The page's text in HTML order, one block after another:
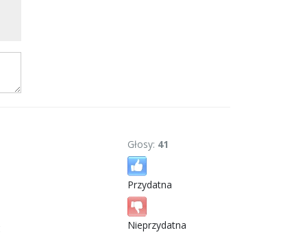
Głosy: 41
Przydatna
Nieprzydatna